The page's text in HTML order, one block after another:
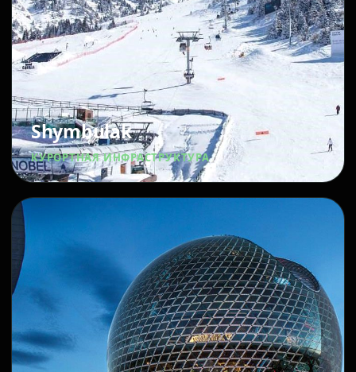
Shymbulak
КУРОРТНАЯ ИНФРАСТРУКТУРА